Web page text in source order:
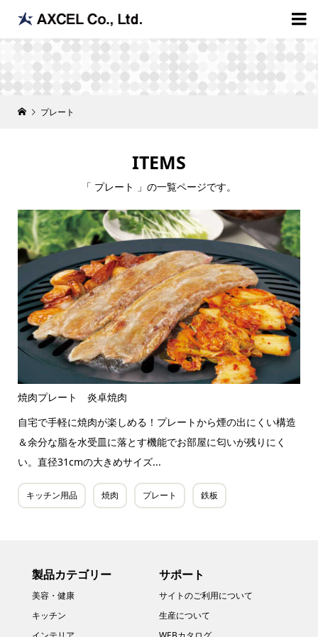

プレート
ITEMS
「 プレート 」の一覧ページです。
焼肉プレート 炎卓焼肉
自宅で手軽に焼肉が楽しめる！プレートから煙の出にくい構造
＆余分な脂を水受皿に落とす機能でお部屋に匂いが残りにく
い。直径31cmの大きめサイズ...
キッチン用品 焼肉 プレート 鉄板
製品カテゴリー
美容・健康
キッチン
サポート
サイトのご利用について
生産について